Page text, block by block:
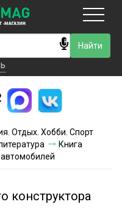
Отдых. Хобби. Спорт
Книга
конструктора